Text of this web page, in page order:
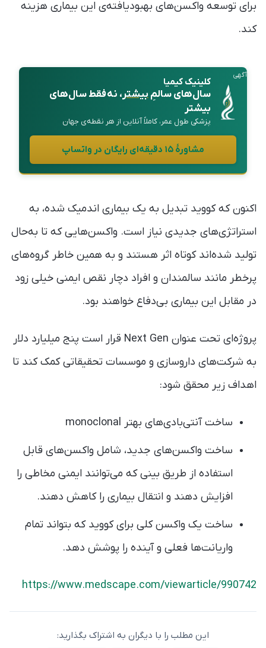
برای توسعه واکسن‌های بهبود‌یافته‌ی این بیماری هزینه
کند.
آگهی
کلینیک کیمیا
سال‌های سالمِبیشتر، نه فقط سال‌های
بیشتر
پزشکی طول عمر، کاملاً آنلاین از هر نقطه‌ی جهان
مشاورهٔ ۱۵ دقیقه‌ای رایگان در واتساپ
اکنون که کووید تبدیل به یک بیماری اندمیک شده، به
استراتژی‌های جدیدی نیاز است. واکسن‌هایی که تا به‌حال
تولید شده‌اند کوتاه اثر هستند و به همین خاطر گروه‌های
پرخطر مانند سالمندان و افراد دچار نقص ایمنی خیلی زود
در مقابل این بیماری بی‌دفاع خواهند بود.
پروژه‌ای تحت عنوان Next Gen قرار است پنج میلیارد دلار
به شرکت‌های داروسازی و موسسات تحقیقاتی کمک کند تا
اهداف زیر محقق شود:
ساخت آنتی‌بادی‌های بهتر monoclonal
ساخت واکسن‌های جدید، شامل واکسن‌های قابل
استفاده از طریق بینی که می‌توانند ایمنی مخاطی را
افزایش دهند و انتقال بیماری را کاهش دهند.
ساخت یک واکسن کلی برای کووید که بتواند تمام
واریانت‌ها فعلی و آینده را پوشش دهد.
https://www.medscape.com/viewarticle/990742
این مطلب را با دیگران به اشتراک بگذارید: